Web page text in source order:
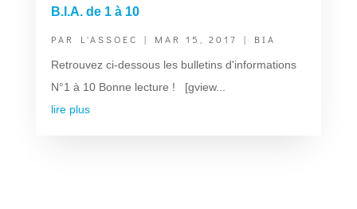
B.I.A. de 1 à 10
PAR L'ASSOEC | MAR 15, 2017 | BIA
Retrouvez ci-dessous les bulletins d'informations
N°1 à 10 Bonne lecture ! [gview...
lire plus